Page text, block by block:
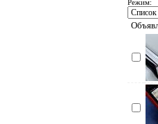
Режим: